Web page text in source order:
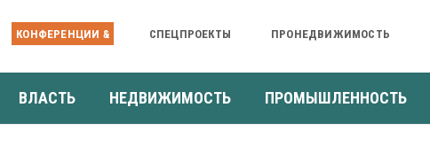
КОНФЕРЕНЦИИ & СПЕЦПРОЕКТЫ ПРОНЕДВИЖИМОСТЬ
ВЛАСТЬ НЕДВИЖИМОСТЬ ПРОМЫШЛЕННОСТЬ